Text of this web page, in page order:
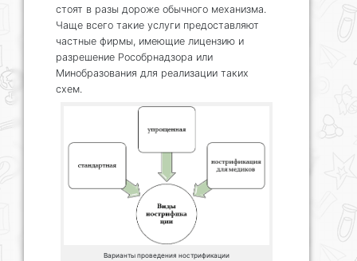
стоят в разы дороже обычного механизма.
Чаще всего такие услуги предоставляют
частные фирмы, имеющие лицензию и
разрешение Рособрнадзора или
Минобразования для реализации таких
схем.
Варианты проведения нострификации